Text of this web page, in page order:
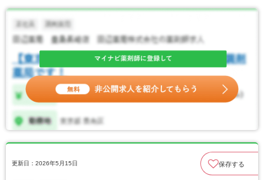
更新日：2026年5月15日 保存する